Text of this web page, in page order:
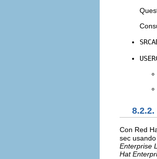
Con Red
sec
Enterprise
Hat